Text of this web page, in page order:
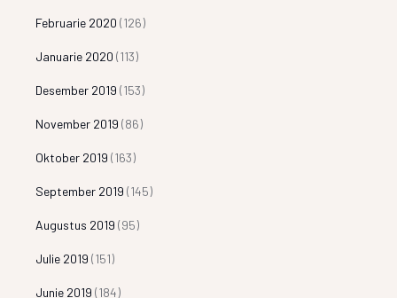
Februarie 2020 (126)
Januarie 2020 (113)
Desember 2019 (153)
November 2019 (86)
Oktober 2019 (163)
September 2019 (145)
Augustus 2019 (95)
Julie 2019 (151)
Junie 2019 (184)